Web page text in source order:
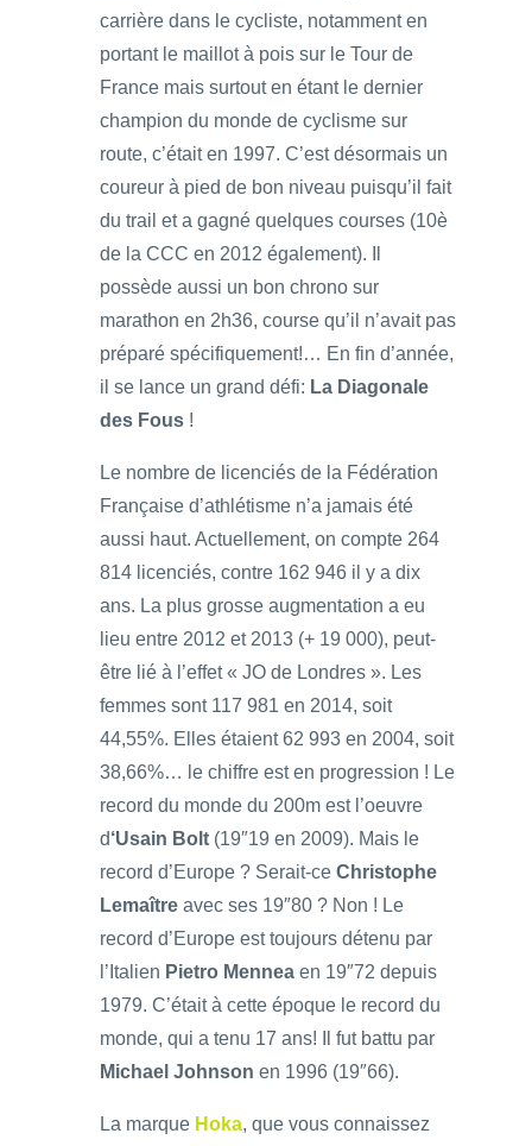
carrière dans le cycliste, notamment en
portant le maillot à pois sur le Tour de
France mais surtout en étant le dernier
champion du monde de cyclisme sur
route, c’était en 1997. C’est désormais un
coureur à pied de bon niveau puisqu’il fait
du trail et a gagné quelques courses (10è
de la CCC en 2012 également). Il
possède aussi un bon chrono sur
marathon en 2h36, course qu’il n’avait pas
préparé spécifiquement!… En fin d’année,
il se lance un grand défi: La Diagonale
des Fous !
Le nombre de licenciés de la Fédération
Française d’athlétisme n’a jamais été
aussi haut. Actuellement, on compte 264
814 licenciés, contre 162 946 il y a dix
ans. La plus grosse augmentation a eu
lieu entre 2012 et 2013 (+ 19 000), peut-
être lié à l’effet « JO de Londres ». Les
femmes sont 117 981 en 2014, soit
44,55%. Elles étaient 62 993 en 2004, soit
38,66%… le chiffre est en progression ! Le
record du monde du 200m est l’oeuvre
d‘Usain Bolt (19″19 en 2009). Mais le
record d’Europe ? Serait-ce Christophe
Lemaître avec ses 19″80 ? Non ! Le
record d’Europe est toujours détenu par
l’Italien Pietro Mennea en 19″72 depuis
1979. C’était à cette époque le record du
monde, qui a tenu 17 ans! Il fut battu par
Michael Johnson en 1996 (19″66).
La marque Hoka, que vous connaissez